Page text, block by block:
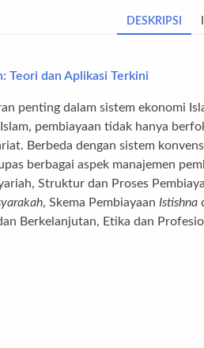
DESKRIPSI
Teori dan Aplikasi Terkini
penting dalam sistem ekonomi
pembiayaan tidak hanya
Berbeda dengan sistem
berbagai aspek manajemen
Struktur dan Proses
, Skema Pembiayaan Istishna
Berkelanjutan, Etika dan